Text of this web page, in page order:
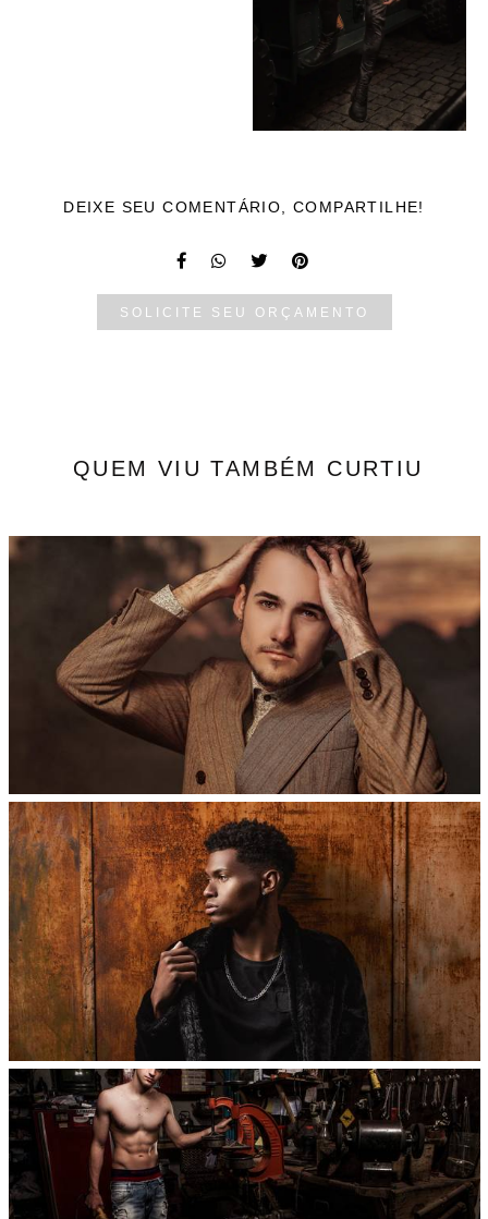
DEIXE SEU COMENTÁRIO, COMPARTILHE!
SOLICITE SEU ORÇAMENTO
QUEM VIU TAMBÉM CURTIU